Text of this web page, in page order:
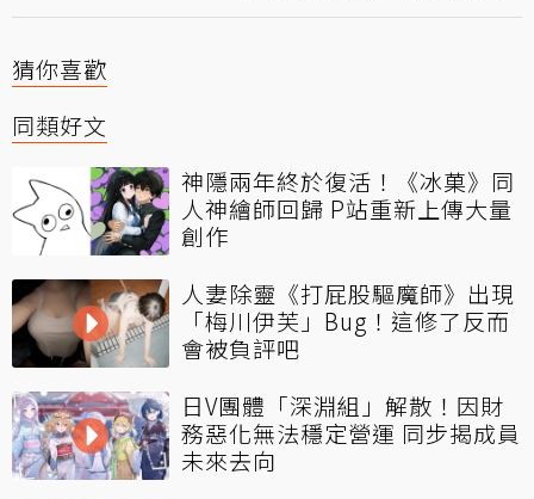
猜你喜歡
同類好文
神隱兩年終於復活！《冰菓》同
人神繪師回歸 P站重新上傳大量
創作
人妻除靈《打屁股驅魔師》出現
「梅川伊芙」Bug！這修了反而
會被負評吧
日V團體「深淵組」解散！因財
務惡化無法穩定營運 同步揭成員
未來去向